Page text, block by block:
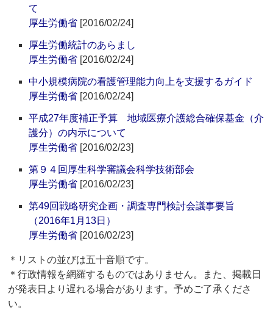
て
厚生労働省 [2016/02/24]
厚生労働統計のあらまし
厚生労働省 [2016/02/24]
中小規模病院の看護管理能力向上を支援するガイド
厚生労働省 [2016/02/24]
平成27年度補正予算 地域医療介護総合確保基金（介
護分）の内示について
厚生労働省 [2016/02/23]
第９４回厚生科学審議会科学技術部会
厚生労働省 [2016/02/23]
第49回戦略研究企画・調査専門検討会議事要旨
（2016年1月13日）
厚生労働省 [2016/02/23]
＊リストの並びは五十音順です。
＊行政情報を網羅するものではありません。また、掲載日
が発表日より遅れる場合があります。予めご了承くださ
い。